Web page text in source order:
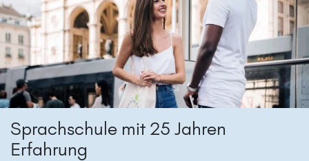
Sprachschule mit 25 Jahren
Erfahrung